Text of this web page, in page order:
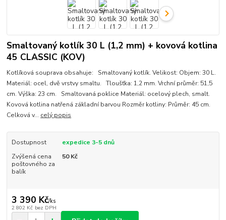
Smaltovaný kotlík 30 L (1,2 mm) + kovová kotlina
45 CLASSIC (KOV)
Kotlíková souprava obsahuje: Smaltovaný kotlík. Velikost: Objem: 30 L.
Materiál: ocel, dvě vrstvy smaltu. Tloušťka: 1,2 mm. Vrchní průměr: 51,5
cm. Výška: 23 cm. Smaltovaná poklice Materiál: ocelový plech, smalt.
Kovová kotlina natřená základní barvou Rozměr kotliny: Průměr: 45 cm.
Celková v... celý popis
Dostupnost
expedice 3-5 dnů
Zvýšená cena
poštovného za
balík
50 Kč
3 390 Kč/ks
2 802 Kč bez DPH